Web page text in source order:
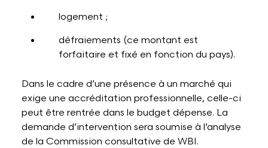
logement ;
défraiements (ce montant est
forfaitaire et fixé en fonction du pays).
Dans le cadre d’une présence à un marché qui
exige une accréditation professionnelle, celle-ci
peut être rentrée dans le budget dépense. La
demande d’intervention sera soumise à l’analyse
de la Commission consultative de WBI.